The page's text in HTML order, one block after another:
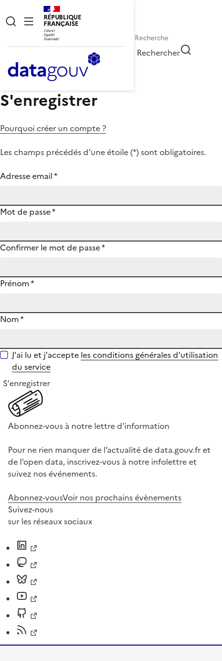
RÉPUBLIQUE
FRANÇAISE
Rechercher
S'enregistrer
Pourquoi créer un compte ?
Les champs précédés d'une étoile (*) sont obligatoires.
Adresse email*
Mot de passe*
Confirmer le mot de passe*
Prénom*
Nom*
J'ai lu et j'accepte les conditions générales d'utilisation
du service
S'enregistrer
Abonnez-vous à notre lettre d'information
Pour ne rien manquer de l’actualité de data.gouv.fr et
de l’open data, inscrivez-vous à notre infolettre et
suivez nos événements.
Abonnez-vousVoir nos prochains évènements
Suivez-nous
sur les réseaux sociaux